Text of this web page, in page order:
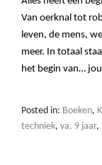
Van oerknal tot
leven, de mens,
meer. In totaal
het begin van…
Posted in: Boeken,
techniek, va. 9 jaar,